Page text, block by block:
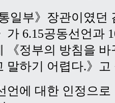
일부》장관이였던
가 6.15공동선언과
《정부의 방침을
말하기 어렵다.》고
언에 대한 인정으